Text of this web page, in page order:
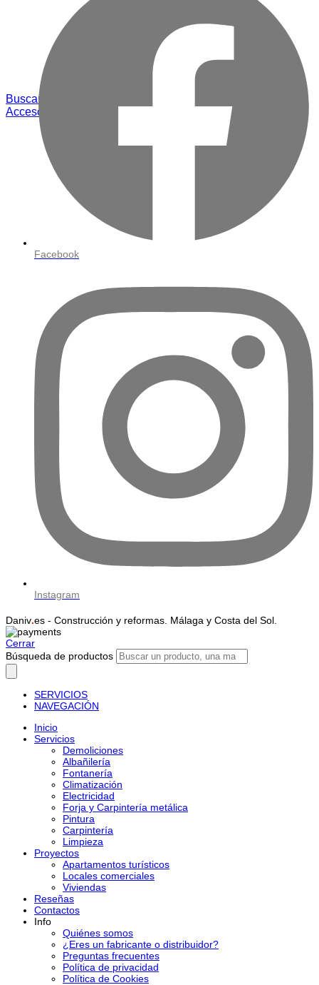
Buscar
Acceso / Registro
Facebook
Instagram
Daniv.es - Construcción y reformas. Málaga y Costa del Sol.
Cerrar
Búsqueda de productos
SERVICIOS
NAVEGACIÓN
Inicio
Servicios
Demoliciones
Albañilería
Fontanería
Climatización
Electricidad
Forja y Carpintería metálica
Pintura
Carpintería
Limpieza
Proyectos
Apartamentos turísticos
Locales comerciales
Viviendas
Reseñas
Contactos
Info
Quiénes somos
¿Eres un fabricante o distribuidor?
Preguntas frecuentes
Política de privacidad
Política de Cookies